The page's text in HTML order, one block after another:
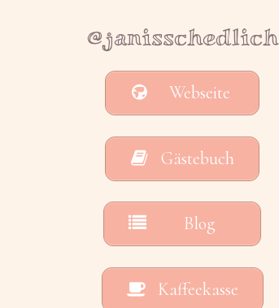
@janisschedlich
Webseite
Gästebuch
Blog
Kaffeekasse